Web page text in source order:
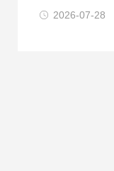
2026-07-28